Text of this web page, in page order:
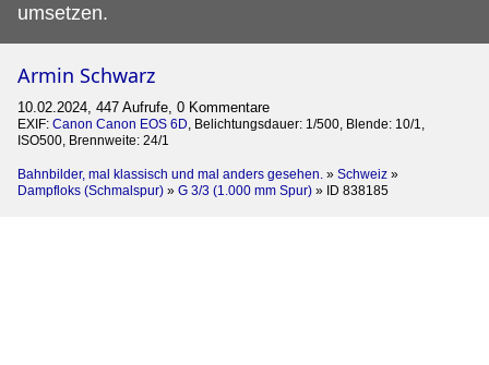
umsetzen.
Armin Schwarz
10.02.2024, 447 Aufrufe, 0 Kommentare
EXIF: Canon Canon EOS 6D , Belichtungsdauer: 1/500, Blende: 10/1,
ISO500, Brennweite: 24/1
Bahnbilder, mal klassisch und mal anders gesehen. » Schweiz »
Dampfloks (Schmalspur) » G 3/3 (1.000 mm Spur) » ID 838185